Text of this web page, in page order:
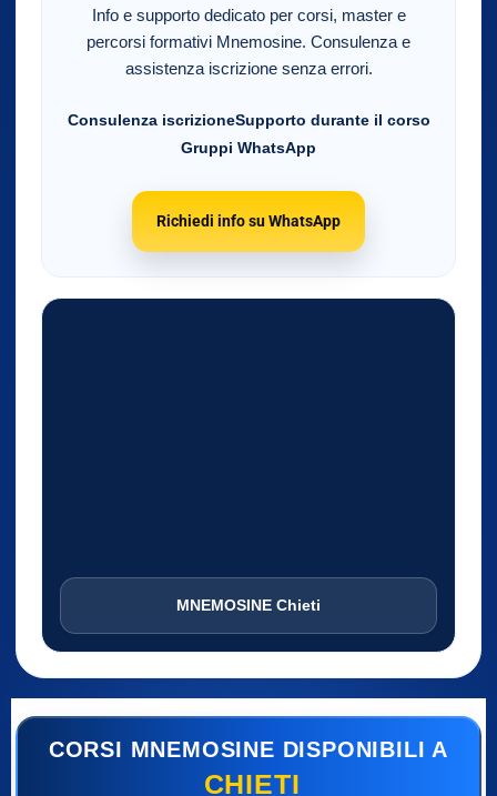
Info e supporto dedicato per corsi, master e
percorsi formativi Mnemosine. Consulenza e
assistenza iscrizione senza errori.
Consulenza iscrizioneSupporto durante il corso
Gruppi WhatsApp
Richiedi info su WhatsApp
MNEMOSINE Chieti
CORSI MNEMOSINE DISPONIBILI A
CHIETI